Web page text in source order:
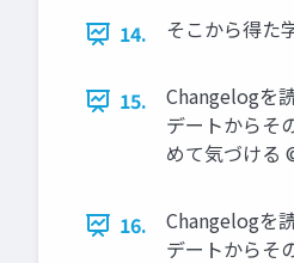
14. そこから得た
15.
Changelogを
デートからそ
めて気づける
16.
Changelogを
デートからそ